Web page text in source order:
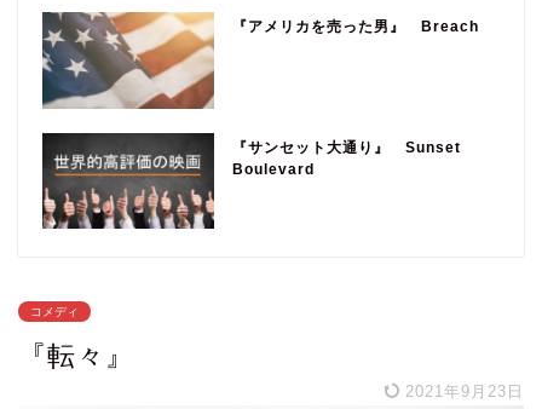
『アメリカを売った男』 Breach
『サンセット大通り』 Sunset
Boulevard
コメディ
『転々』
2021年9月23日